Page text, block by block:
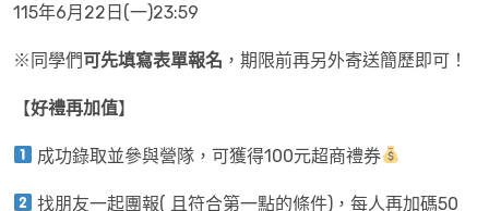
115年6月22日(一)23:59
※同學們可先填寫表單報名 ，期限前再另外寄送簡歷即可！
【好禮再加值】
成功錄取並參與營隊，可獲得100元超商禮券
找朋友一起團報( 且符合第一點的條件)，每人再加碼50